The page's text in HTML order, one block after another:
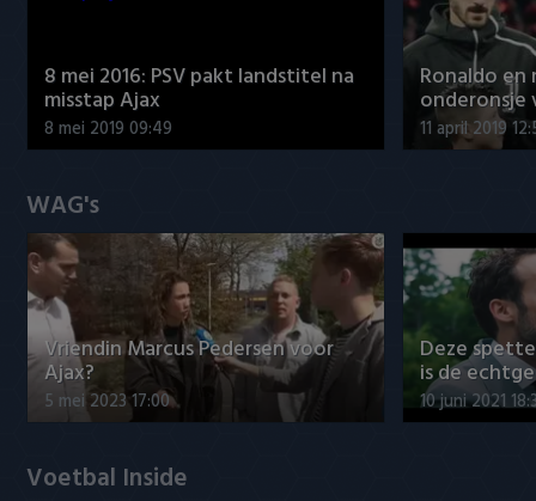
8 mei 2016: PSV pakt landstitel na
misstap Ajax
8 mei 2019 09:49
Ronaldo
onderonsje
11 april 2019
WAG's
Vriendin Marcus Pedersen voor
Ajax?
5 mei 2023 17:00
Deze
is de
10 juni 2021
Voetbal Inside